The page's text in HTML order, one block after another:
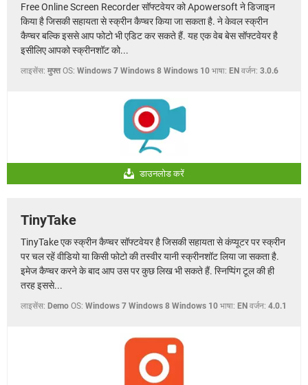
Free Online Screen Recorder सॉफ्टवेयर को Apowersoft ने डिजाइन
किया है जिसकी सहायता से स्क्रीन कैप्चर किया जा सकता है. ने केवल स्क्रीन
कैप्चर बल्कि इससे आप फोटो भी एडिट कर सकते हैं. यह एक वेब बेस सॉफ्टवेयर है
इसीलिए आपको स्क्रीनशॉट को...
लाइसेंस: मुफ्त OS: Windows 7 Windows 8 Windows 10 भाषा: EN वर्जन: 3.0.6
डाउनलोड करें
TinyTake
TinyTake एक स्क्रीन कैप्चर सॉफ्टवेयर है जिसकी सहायता से कंप्यूटर पर स्क्रीन
पर चल रहें वीडियो या किसी फोटो की तस्वीर यानी स्क्रीनशॉट लिया जा सकता है.
इमेज कैप्चर करने के बाद आप उस पर कुछ लिख भी सकते हैं. स्निप्पिंग टूल की ही
तरह इससे...
लाइसेंस: Demo OS: Windows 7 Windows 8 Windows 10 भाषा: EN वर्जन: 4.0.1